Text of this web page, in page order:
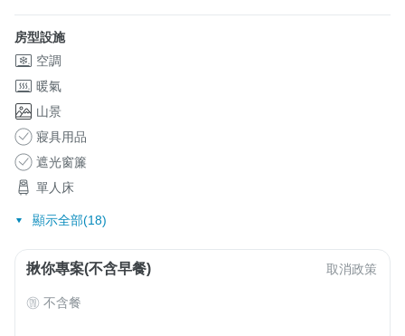
房型設施
空調
暖氣
山景
寢具用品
遮光窗簾
單人床
顯示全部(18)
揪你專案(不含早餐) 取消政策
不含餐